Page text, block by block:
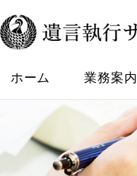
ホーム 業務案内